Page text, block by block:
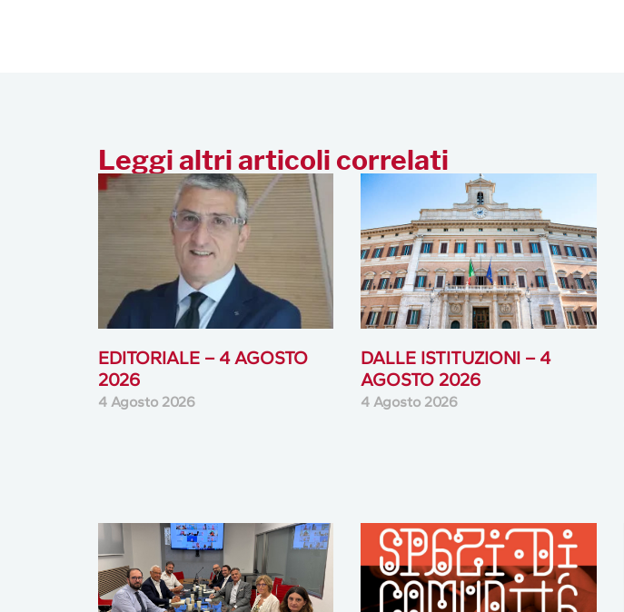
Leggi altri articoli correlati
EDITORIALE – 4 AGOSTO
2026
4 Agosto 2026
DALLE ISTITUZIONI – 4
AGOSTO 2026
4 Agosto 2026